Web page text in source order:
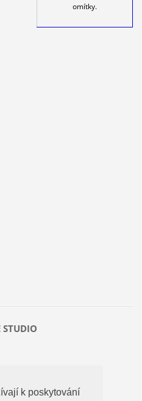
k poskytování
k poskytování
omítky.